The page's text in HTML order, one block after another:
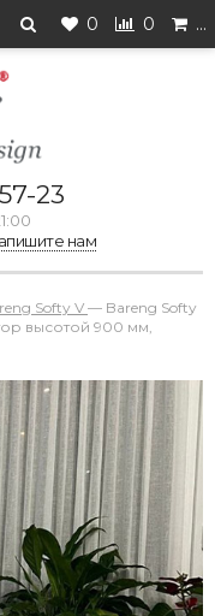
0 0 …
23
нам
Softy V — Bareng Softy
высотой 900 мм,